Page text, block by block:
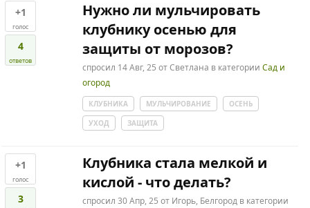
+1
голос
4
ответов
Нужно ли мульчировать
клубнику осенью для
защиты от морозов?
спросил 14 Авг, 25 отСветлана в категории Сад и
огород
КЛУБНИКА МУЛЬЧИРОВАНИЕ
ОСЕНЬ
УХОД
ЗАЩИТА
+1
голос
3
Клубника стала мелкой и
кислой - что делать?
спросил 30 Апр, 25 от Игорь, Белгород в категории